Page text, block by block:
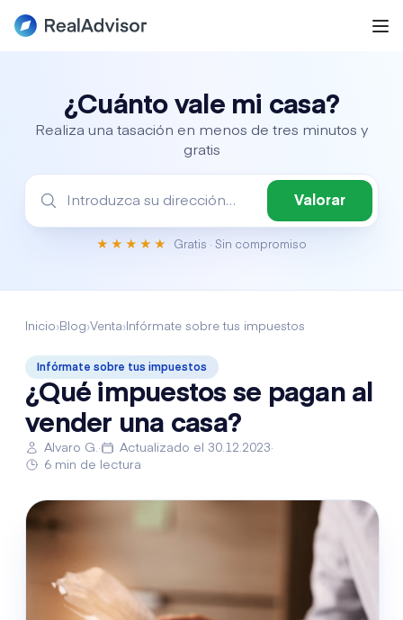
¿Cuánto vale mi casa?
Realiza una tasación en menos de tres minutos y
gratis
Valorar
★★★★★ Gratis · Sin compromiso
Inicio› Blog›Venta› Infórmate sobre tus impuestos
Infórmate sobre tus impuestos
¿Qué impuestos se pagan al
vender una casa?
Alvaro G.· Actualizado el 30.12.2023·
6 min de lectura